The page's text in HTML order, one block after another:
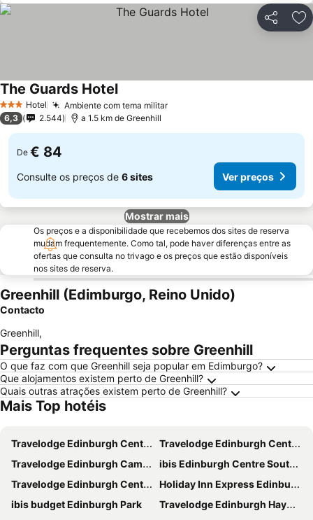
Partilhar
3 EstrelasHotel Ambiente com tema militar
The Guards Hotel
6,3 2.544 a 1.5 km de Greenhill
De € 84
Consulte os preços de 6 sites Ver preços
Mostrar mais
Os preços e a disponibilidade que recebemos dos sites de reserva
mudam frequentemente. Como tal, pode haver diferenças entre as
ofertas que consulta no trivago e os preços que estão disponíveis
nos sites de reserva.
Greenhill (Edimburgo, Reino Unido)
Contacto
Greenhill,
Perguntas frequentes sobre Greenhill
O que faz com que Greenhill seja popular em Edimburgo?
Que alojamentos existem perto de Greenhill?
Quais outras atrações existem perto de Greenhill?
Mais Top hotéis
Travelodge Edinburgh Central Waterloo Place
Travelodge Edinburgh Central
Travelodge Edinburgh Cameron Toll
ibis Edinburgh Centre South Bridge - Royal Mile
Travelodge Edinburgh Central Queen Street
Holiday Inn Express Edinburgh - Leith Waterfront by IHG
ibis budget Edinburgh Park
Travelodge Edinburgh Haymarket